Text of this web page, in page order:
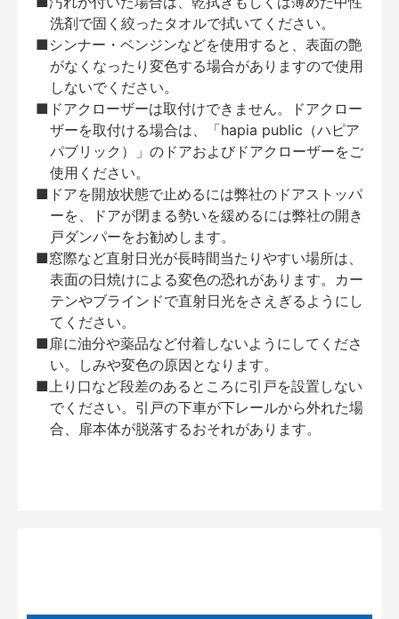
洗剤で固く絞ったタオルで拭いてください。
■シンナー・ベンジンなどを使用すると、表面の艶
がなくなったり変色する場合がありますので使用
しないでください。
■ドアクローザーは取付けできません。ドアクロー
ザーを取付ける場合は、「hapia public（ハピア
パブリック）」のドアおよびドアクローザーをご
使用ください。
■ドアを開放状態で止めるには弊社のドアストッパ
ーを、ドアが閉まる勢いを緩めるには弊社の開き
戸ダンパーをお勧めします。
■窓際など直射日光が長時間当たりやすい場所は、
表面の日焼けによる変色の恐れがあります。カー
テンやブラインドで直射日光をさえぎるようにし
てください。
■扉に油分や薬品など付着しないようにしてくださ
い。しみや変色の原因となります。
■上り口など段差のあるところに引戸を設置しない
でください。引戸の下車が下レールから外れた場
合、扉本体が脱落するおそれがあります。